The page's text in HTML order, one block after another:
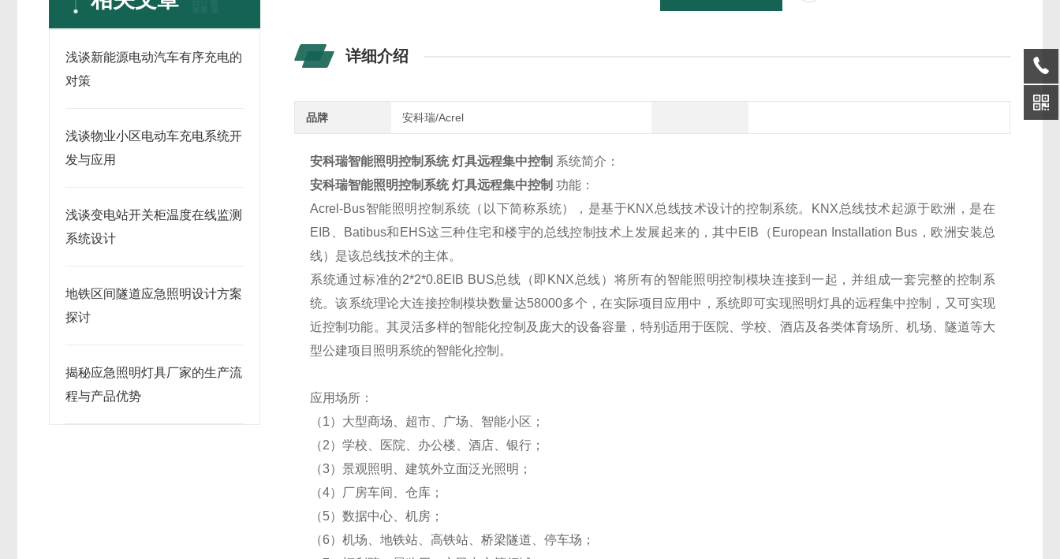
详细介绍
品牌 安科瑞/Acrel
安科瑞智能照明控制系统 灯具远程集中控制 系统简介：
安科瑞智能照明控制系统 灯具远程集中控制 ​功能：
Acrel-Bus智能照明控制系统（以下简称系统），是基于KNX总线技术设计的控制系统。KNX总线技术起源于欧洲，是在
EIB、Batibus和EHS这三种住宅和楼宇的总线控制技术上发展起来的，其中EIB（European Installation Bus，欧洲安装总
线）是该总线技术的主体。
系统通过标准的2*2*0.8EIB BUS总线（即KNX总线）将所有的智能照明控制模块连接到一起，并组成一套完整的控制系
统。该系统理论大连接控制模块数量达58000多个，在实际项目应用中，系统即可实现照明灯具的远程集中控制，又可实现
近控制功能。其灵活多样的智能化控制及庞大的设备容量，特别适用于医院、学校、酒店及各类体育场所、机场、隧道等大
型公建项目照明系统的智能化控制。
应用场所：
（1）大型商场、超市、广场、智能小区；
（2）学校、医院、办公楼、酒店、银行；
（3）景观照明、建筑外立面泛光照明；
（4）厂房车间、仓库；
（5）数据中心、机房；
（6）机场、地铁站、高铁站、桥梁隧道、停车场；
浅谈新能源电动汽车有序充电的
对策
浅谈物业小区电动车充电系统开
发与应用
浅谈变电站开关柜温度在线监测
系统设计
地铁区间隧道应急照明设计方案
探讨
揭秘应急照明灯具厂家的生产流
程与产品优势